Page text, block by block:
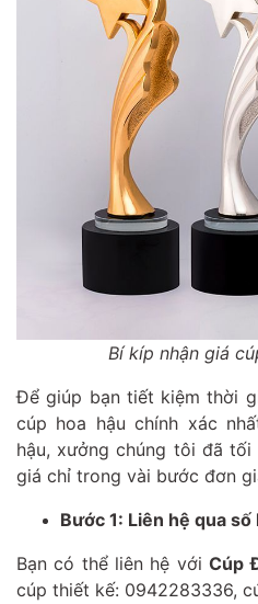
Bí kíp nhận giá
Để giúp bạn tiết kiệm thời
cúp hoa hậu chính xác
hậu, xưởng chúng tôi đã
giá chỉ trong vài bước đơn
Bước 1: Liên hệ qua
Bạn có thể liên hệ vớiCúp
cúp thiết kế: 0942283336,